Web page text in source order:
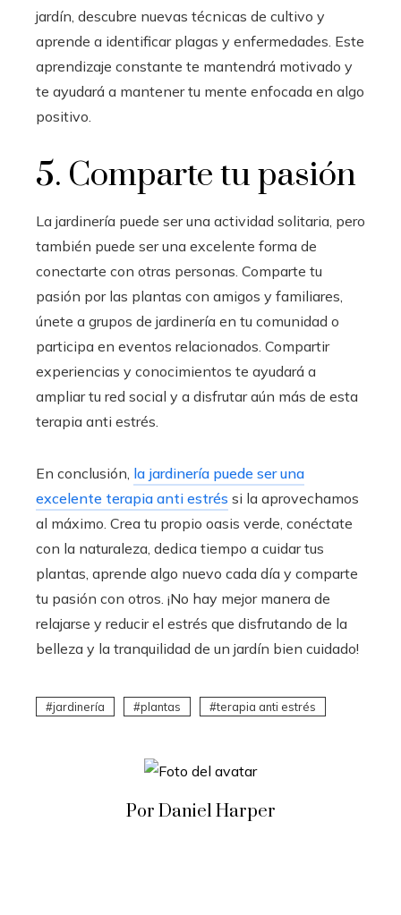
jardín, descubre nuevas técnicas de cultivo y
aprende a identificar plagas y enfermedades. Este
aprendizaje constante te mantendrá motivado y
te ayudará a mantener tu mente enfocada en algo
positivo.
5. Comparte tu pasión
La jardinería puede ser una actividad solitaria, pero
también puede ser una excelente forma de
conectarte con otras personas. Comparte tu
pasión por las plantas con amigos y familiares,
únete a grupos de jardinería en tu comunidad o
participa en eventos relacionados. Compartir
experiencias y conocimientos te ayudará a
ampliar tu red social y a disfrutar aún más de esta
terapia anti estrés.
En conclusión, la jardinería puede ser una
excelente terapia anti estrés si la aprovechamos
al máximo. Crea tu propio oasis verde, conéctate
con la naturaleza, dedica tiempo a cuidar tus
plantas, aprende algo nuevo cada día y comparte
tu pasión con otros. ¡No hay mejor manera de
relajarse y reducir el estrés que disfrutando de la
belleza y la tranquilidad de un jardín bien cuidado!
jardinería plantas terapia anti estrés
Por Daniel Harper